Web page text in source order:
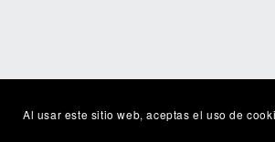
Al usar este sitio web, aceptas el uso de